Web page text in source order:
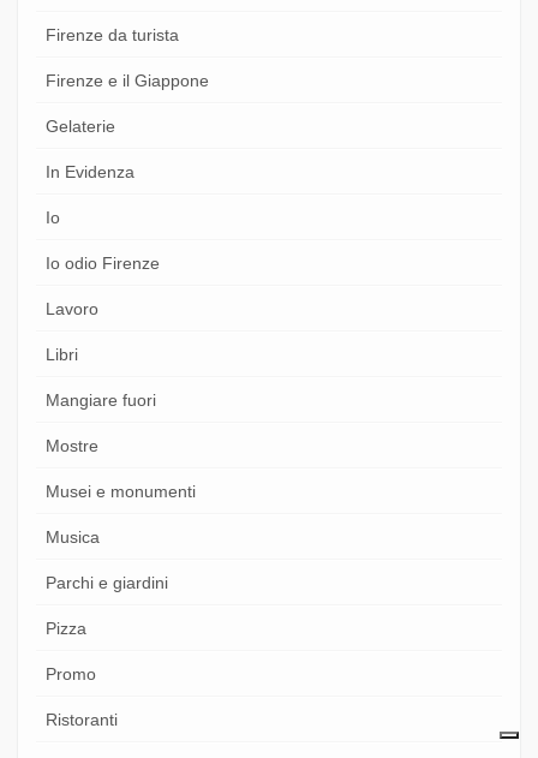
Firenze da turista
Firenze e il Giappone
Gelaterie
In Evidenza
Io
Io odio Firenze
Lavoro
Libri
Mangiare fuori
Mostre
Musei e monumenti
Musica
Parchi e giardini
Pizza
Promo
Ristoranti